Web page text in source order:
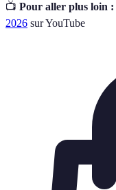
📺 Pour aller plus loin :
2026 sur YouTube